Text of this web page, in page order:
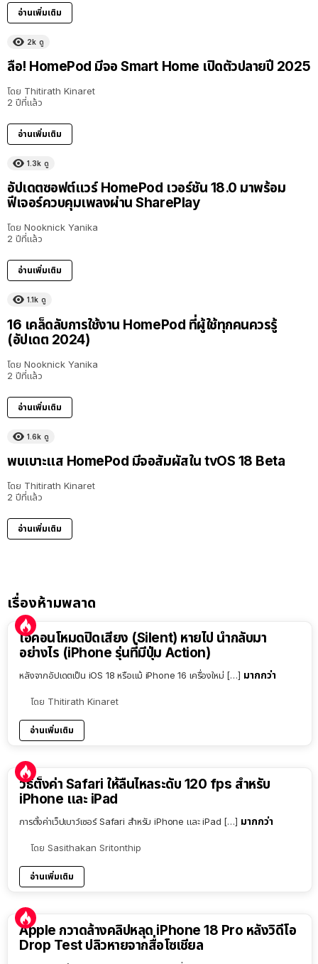
อ่านเพิ่มเติม
2k ดู
ลือ! HomePod มีจอ Smart Home เปิดตัวปลายปี 2025
โดย Thitirath Kinaret
2 ปีที่แล้ว
อ่านเพิ่มเติม
1.3k ดู
อัปเดตซอฟต์แวร์ HomePod เวอร์ชัน 18.0 มาพร้อม
ฟีเจอร์ควบคุมเพลงผ่าน SharePlay
โดย Nooknick Yanika
2 ปีที่แล้ว
อ่านเพิ่มเติม
1.1k ดู
16 เคล็ดลับการใช้งาน HomePod ที่ผู้ใช้ทุกคนควรรู้
(อัปเดต 2024)
โดย Nooknick Yanika
2 ปีที่แล้ว
อ่านเพิ่มเติม
1.6k ดู
พบเบาะแส HomePod มีจอสัมผัสใน tvOS 18 Beta
โดย Thitirath Kinaret
2 ปีที่แล้ว
อ่านเพิ่มเติม
เรื่องห้ามพลาด
ไอคอนโหมดปิดเสียง (Silent) หายไป นำกลับมา
อย่างไร (iPhone รุ่นที่มีปุ่ม Action)
หลังจากอัปเดตเป็น iOS 18 หรือแม้ iPhone 16 เครื่องใหม่ […] มากกว่า
โดย Thitirath Kinaret
อ่านเพิ่มเติม
วิธีตั้งค่า Safari ให้ลื่นไหลระดับ 120 fps สำหรับ
iPhone และ iPad
การตั้งค่าเว็ปเบาว์เซอร์ Safari สำหรับ iPhone และ iPad […] มากกว่า
โดย Sasithakan Sritonthip
อ่านเพิ่มเติม
Apple กวาดล้างคลิปหลุด iPhone 18 Pro หลังวิดีโอ
Drop Test ปลิวหายจากสื่อโซเชียล